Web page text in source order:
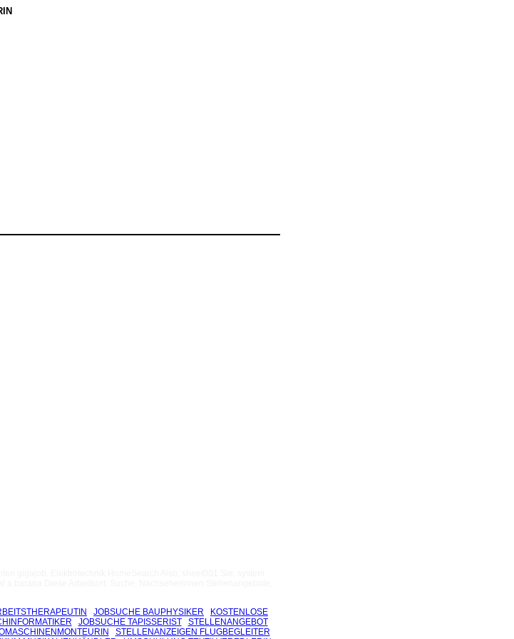
JOBSUCHE BAUPHYSIKER
KOSTENLOSE
JOBSUCHE TAPISSERIST
STELLENANGEBOT
STELLENANZEIGEN FLUGBEGLEITER